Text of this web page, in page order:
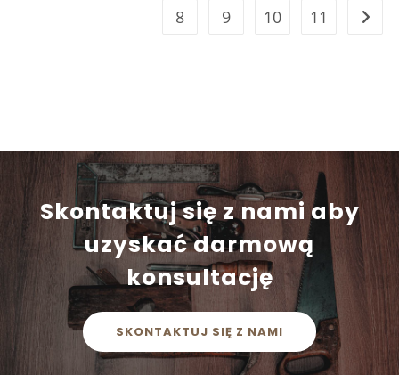
8
9 10 11
Skontaktuj się z nami aby
uzyskać darmową
konsultację
SKONTAKTUJ SIĘ Z NAMI